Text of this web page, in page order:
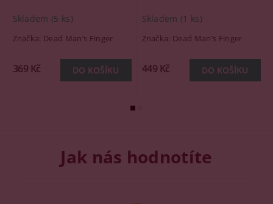
Skladem (5 ks)
Značka: Dead Man’s Finger
369 Kč
Skladem (1 ks)
Značka: Dead Man’s Finger
449 Kč
Jak nás hodnotíte